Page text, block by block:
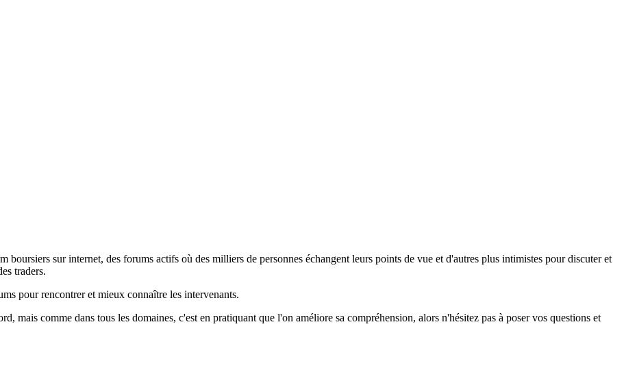
boursiers sur internet, des forums actifs où des milliers de personnes échangent leurs points de vue et d'autres plus intimistes pour discuter et
traders.
pour rencontrer et mieux connaître les intervenants.
mais comme dans tous les domaines, c'est en pratiquant que l'on améliore sa compréhension, alors n'hésitez pas à poser vos questions et